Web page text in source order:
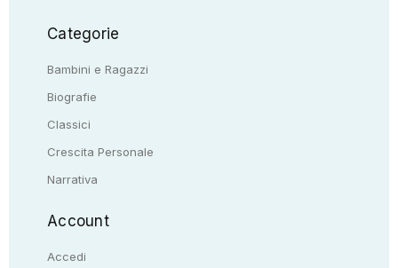
Categorie
Bambini e Ragazzi
Biografie
Classici
Crescita Personale
Narrativa
Account
Accedi